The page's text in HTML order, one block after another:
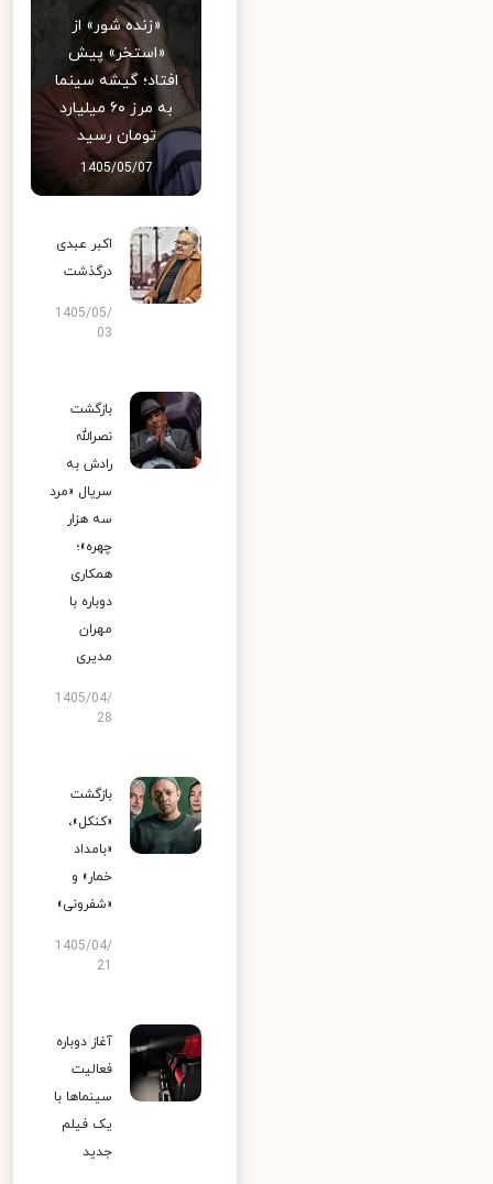
«زنده شور» از
«استخر» پیش
افتاد؛ گیشه سینما
به مرز ۶۰ میلیارد
تومان رسید
1405/05/07
اکبر عبدی
درگذشت
1405/05/
03
بازگشت
نصرالله
رادش به
سریال «مرد
سه هزار
چهره»؛
همکاری
دوباره با
مهران
مدیری
1405/04/
28
بازگشت
«کنکل»،
«بامداد
خمار» و
«شفرونی»
1405/04/
آغاز دوباره
فعالیت
سینماها با
یک فیلم
جدید